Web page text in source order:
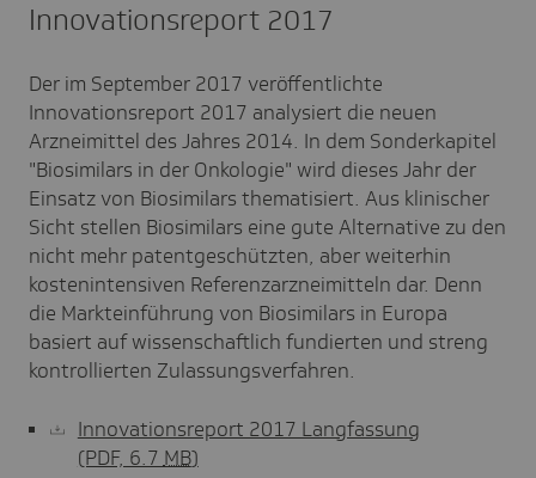
Innovationsreport 2017
Der im September 2017 veröffentlichte
Innovationsreport 2017 analysiert die neuen
Arzneimittel des Jahres 2014. In dem Sonderkapitel
"Biosimilars in der Onkologie" wird dieses Jahr der
Einsatz von Biosimilars thematisiert. Aus klinischer
Sicht stellen Biosimilars eine gute Alternative zu den
nicht mehr patentgeschützten, aber weiterhin
kostenintensiven Referenzarzneimitteln dar. Denn
die Markteinführung von Biosimilars in Europa
basiert auf wissenschaftlich fundierten und streng
kontrollierten Zulassungsverfahren.
Innovationsreport 2017 Langfassung
(PDF, 6.7MB)